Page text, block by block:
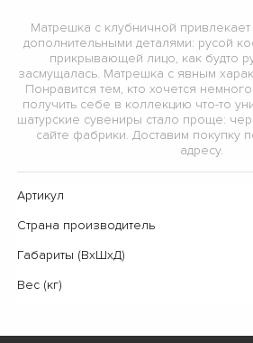
Матрешка с клубничной
дополнительными деталями: русой
прикрывающей лицо, как будто
засмущалась. Матрешка с явным
Понравится тем, кто хочется
получить себе в коллекцию что-то
шатурские сувениры стало проще:
сайте фабрики. Доставим покупку
адресу.
Артикул
Страна производитель
Габариты (ВхШхД)
Вес (кг)